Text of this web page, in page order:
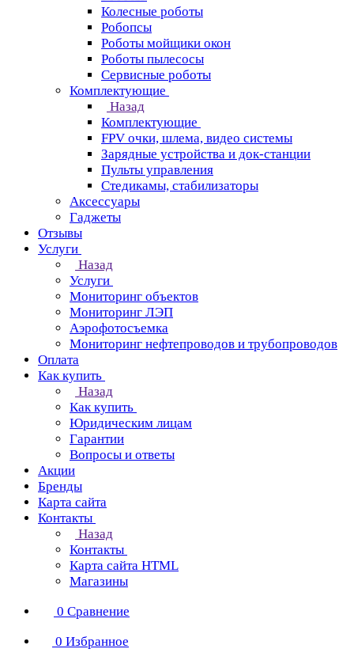
Колесные роботы
Робопсы
Роботы мойщики окон
Роботы пылесосы
Сервисные роботы
Комплектующие
Назад
Комплектующие
FPV очки, шлема, видео системы
Зарядные устройства и док-станции
Пульты управления
Стедикамы, стабилизаторы
Аксессуары
Гаджеты
Отзывы
Услуги
Назад
Услуги
Мониторинг объектов
Мониторинг ЛЭП
Аэрофотосъемка
Мониторинг нефтепроводов и трубопроводов
Оплата
Как купить
Назад
Как купить
Юридическим лицам
Гарантии
Вопросы и ответы
Акции
Бренды
Карта сайта
Контакты
Назад
Контакты
Карта сайта HTML
Магазины
0 Сравнение
0 Избранное